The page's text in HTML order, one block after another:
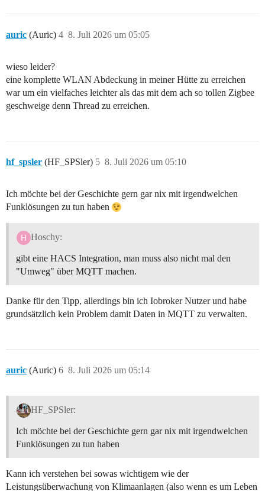
auric (Auric) 8. Juli 2026 um 05:05
4
wieso leider?
eine komplette WLAN Abdeckung in meiner Hütte zu erreichen
war um ein vielfaches leichter als das mit dem ach so tollen Zigbee
geschweige denn Thread zu erreichen.
hf_spsler (HF_SPSler) 8. Juli 2026 um 05:10
5
Ich möchte bei der Geschichte gern gar nix mit irgendwelchen
Funklösungen zu tun haben
Hoschy:
gibt eine HACS Integration, man muss also nicht mal den
"Umweg" über MQTT machen.
Danke für den Tipp, allerdings bin ich Iobroker Nutzer und habe
grundsätzlich kein Problem damit Daten in MQTT zu verwalten.
auric (Auric) 8. Juli 2026 um 05:14
6
HF_SPSler:
Ich möchte bei der Geschichte gern gar nix mit irgendwelchen
Funklösungen zu tun haben
Kann ich verstehen bei sowas wichtigem wie der
Leistungsüberwachung von Klimaanlagen (also wenn es um Leben